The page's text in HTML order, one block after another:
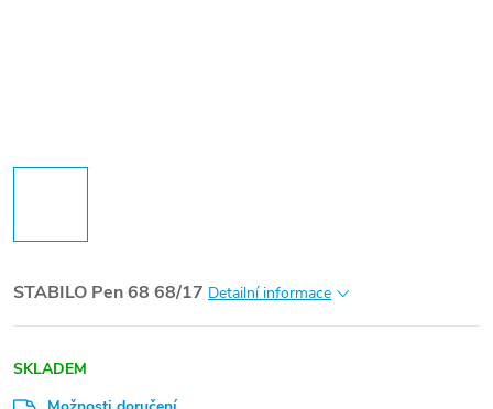
STABILO Pen 68 68/17 Detailní informace
SKLADEM